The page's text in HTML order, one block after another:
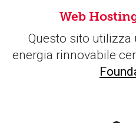
Web
Questo sito utilizza
energia rinnovabile